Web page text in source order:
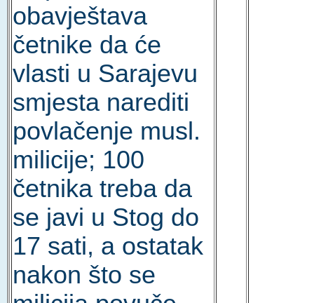
obavještava
četnike da će
vlasti u Sarajevu
smjesta narediti
povlačenje musl.
milicije; 100
četnika treba da
se javi u Stog do
17 sati, a ostatak
nakon što se